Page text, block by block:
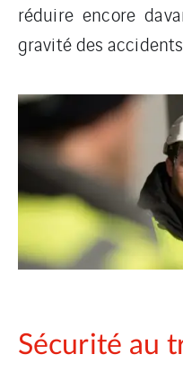
réduire encore
gravité des
Sécurité au